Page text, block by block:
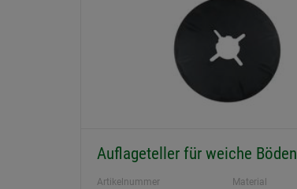
Auflageteller für weiche Böden
Artikelnummer Material